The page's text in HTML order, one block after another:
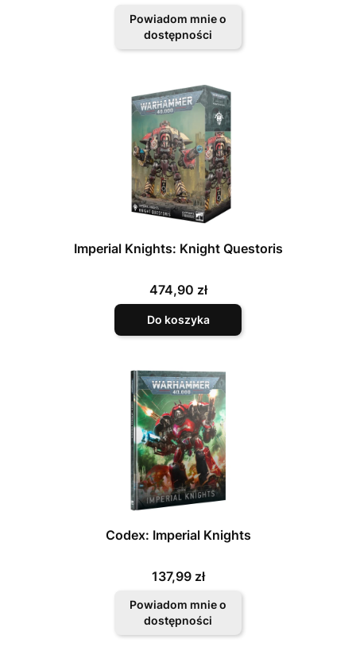
Powiadom mnie o
dostępności
Imperial Knights: Knight Questoris
Cena
474,90 zł
Do koszyka
Codex: Imperial Knights
Cena
137,99 zł
Powiadom mnie o
dostępności